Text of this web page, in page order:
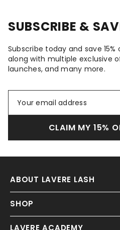
SUBSCRIBE &
Subscribe today and save
along with multiple exclusive
launches, and many more.
CLAIM MY 15%
ABOUT LAVERE LASH
SHOP
LAVERE ACADEMY